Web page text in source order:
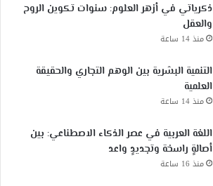
ذكرياتي في أزهر العلوم: سنوات تكوين الروح
والعقل
منذ 14 ساعة
التنمية البشرية بين الوهم التجاري والحقيقة
العلمية
منذ 14 ساعة
اللغة العربية في عصر الذكاء الاصطناعي: بين
أصالةٍ راسخة وتجديدٍ واعد
منذ 16 ساعة